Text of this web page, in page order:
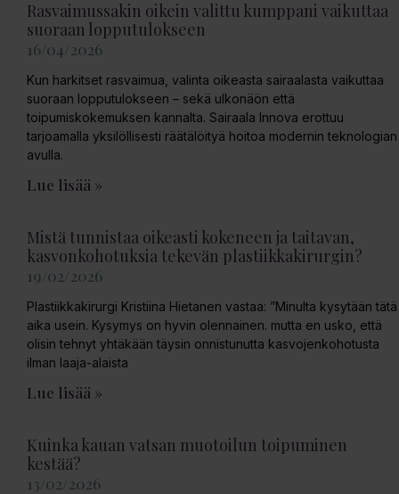
Rasvaimussakin oikein valittu kumppani vaikuttaa
suoraan lopputulokseen
16/04/2026
Kun harkitset rasvaimua, valinta oikeasta sairaalasta vaikuttaa
suoraan lopputulokseen – sekä ulkonäön että
toipumiskokemuksen kannalta. Sairaala Innova erottuu
tarjoamalla yksilöllisesti räätälöityä hoitoa modernin teknologian
avulla.
Lue lisää »
Mistä tunnistaa oikeasti kokeneen ja taitavan,
kasvonkohotuksia tekevän plastiikkakirurgin?
19/02/2026
Plastiikkakirurgi Kristiina Hietanen vastaa: ”Minulta kysytään tätä
aika usein. Kysymys on hyvin olennainen. mutta en usko, että
olisin tehnyt yhtäkään täysin onnistunutta kasvojenkohotusta
ilman laaja-alaista
Lue lisää »
Kuinka kauan vatsan muotoilun toipuminen
kestää?
13/02/2026